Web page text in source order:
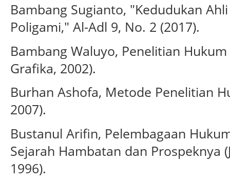
Bambang Sugianto, "Kedudukan
Poligami," Al-Adl 9, No. 2 (2017).
Bambang Waluyo, Penelitian
Grafika, 2002).
Burhan Ashofa, Metode Penelitian
2007).
Bustanul Arifin, Pelembagaan
Sejarah Hambatan dan Prospeknya
1996).